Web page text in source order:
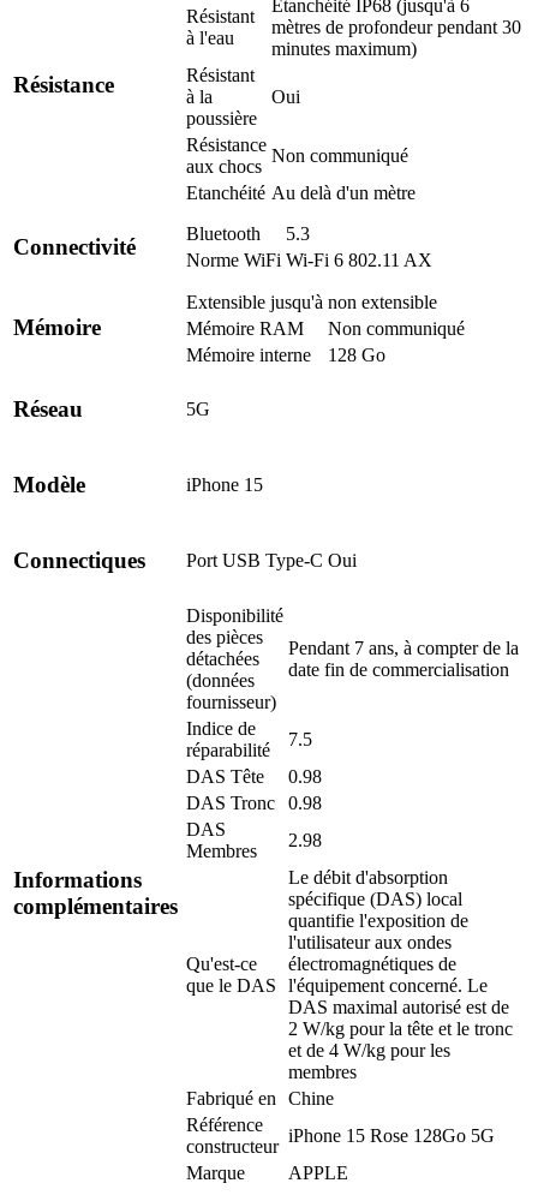
Résistance
Résistant
à l'eau
Etanchéité IP68 (jusqu'à 6
mètres de profondeur pendant 30
minutes maximum)
Résistant
à la
poussière
Oui
Résistance
aux chocs
Non communiqué
Etanchéité Au delà d'un mètre
Connectivité
Bluetooth
5.3
Norme WiFi Wi-Fi 6 802.11 AX
Mémoire
Extensible jusqu'à non extensible
Mémoire RAM
Non communiqué
Mémoire interne
128 Go
Réseau 5G
Modèle iPhone 15
Connectiques Port USB Type-C Oui
Informations
complémentaires
Disponibilité
des pièces
détachées
(données
fournisseur)
Pendant 7 ans, à compter de la
date fin de commercialisation
Indice de
réparabilité
7.5
DAS Tête
0.98
DAS Tronc
0.98
DAS
Membres
2.98
Qu'est-ce
que le DAS
Le débit d'absorption
spécifique (DAS) local
quantifie l'exposition de
l'utilisateur aux ondes
électromagnétiques de
l'équipement concerné. Le
DAS maximal autorisé est de
2 W/kg pour la tête et le tronc
et de 4 W/kg pour les
membres
Fabriqué en
Chine
Référence
constructeur
iPhone 15 Rose 128Go 5G
Marque
APPLE